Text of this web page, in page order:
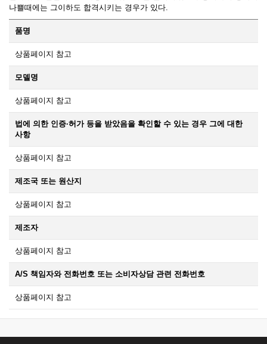
나쁠때에는 그이하도 합격시키는 경우가 있다.
품명
상품페이지 참고
모델명
상품페이지 참고
법에 의한 인증·허가 등을 받았음을 확인할 수 있는 경우 그에 대한
사항
상품페이지 참고
제조국 또는 원산지
상품페이지 참고
제조자
상품페이지 참고
A/S 책임자와 전화번호 또는 소비자상담 관련 전화번호
상품페이지 참고